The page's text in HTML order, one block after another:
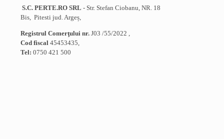
S.C. PERTE.RO SRL - Str. Stefan Ciobanu, NR. 18
Bis, Pitesti jud. Argeș,
Registrul Comerţului nr. J03 /55/2022 ,
Cod fiscal 45453435,
Tel: 0750 421 500